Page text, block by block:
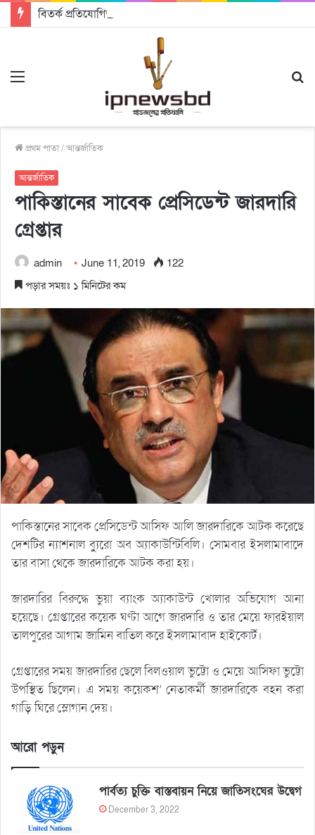
প্রথম পাতা/আন্তর্জাতিক
আন্তর্জাতিক
পাকিস্তানের সাবেক প্রেসিডেন্ট জারদারি
গ্রেপ্তার
admin June 11, 2019
122
পড়ার সময়ঃ ১ মিনিটের কম
পাকিস্তানের সাবেক প্রেসিডেন্ট আসিফ আলি জারদারিকে আটক করেছে
দেশটির ন্যাশনাল ব্যুুরো অব অ্যাকাউন্টিবিলি। সোমবার ইসলামাবাদে
তার বাসা থেকে জারদারিকে আটক করা হয়।
জারদারির বিরুদ্ধে ভুয়া ব্যাংক অ্যাকাউন্ট খোলার অভিযোগ আনা
হয়েছে। গ্রেপ্তারের কয়েক ঘণ্টা আগে জারদারি ও তার মেয়ে ফারইয়াল
তালপুরের আগাম জামিন বাতিল করে ইসলামাবাদ হাইকোর্ট।
গ্রেপ্তারের সময় জারদারির ছেলে বিলওয়াল ভুট্টো ও মেয়ে আসিফা ভুট্টো
উপস্থিত ছিলেন। এ সময় কয়েকশ’ নেতাকর্মী জারদারিকে বহন করা
গাড়ি ঘিরে স্লোগান দেয়।
আরো পড়ুন
পার্বত্য চুক্তি বাস্তবায়ন নিয়ে জাতিসংঘের উদ্বেগ
December 3, 2022